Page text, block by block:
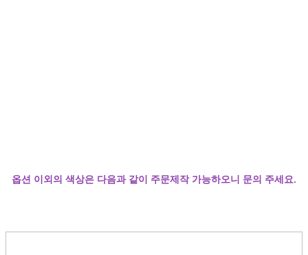
옵션 이외의 색상은 다음과 같이 주문제작 가능하오니 문의 주세요.